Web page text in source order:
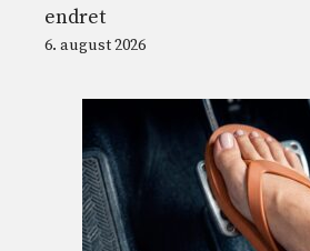
endret
6. august 2026